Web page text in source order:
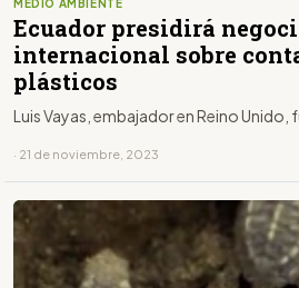
MEDIO AMBIENTE
Ecuador presidirá
internacional sobre
plásticos
Luis Vayas, embajador en Reino Unido,
· 21 de noviembre, 2023